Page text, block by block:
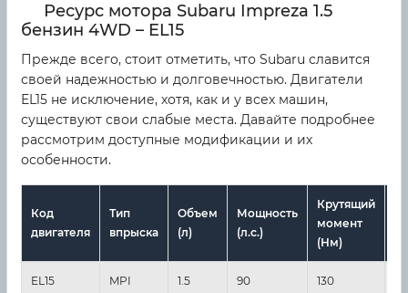
Ресурс мотора Subaru Impreza 1.5
бензин 4WD – EL15
Прежде всего, стоит отметить, что Subaru славится
своей надежностью и долговечностью. Двигатели
EL15 не исключение, хотя, как и у всех машин,
существуют свои слабые места. Давайте подробнее
рассмотрим доступные модификации и их
особенности.
Код
двигателя
Тип
впрыска
Объем
(л)
Мощность
(л.с.)
Крутящий
момент
(Нм)
EL15 MPI 1.5 90 130